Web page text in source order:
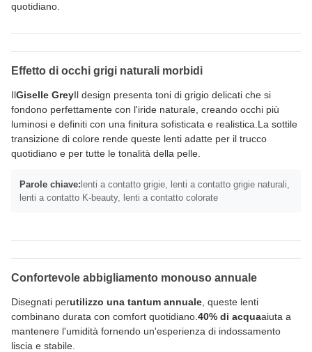
quotidiano.
Effetto di occhi grigi naturali morbidi
IlGiselle GreyIl design presenta toni di grigio delicati che si
fondono perfettamente con l'iride naturale, creando occhi più
luminosi e definiti con una finitura sofisticata e realistica.La sottile
transizione di colore rende queste lenti adatte per il trucco
quotidiano e per tutte le tonalità della pelle.
Parole chiave: lenti a contatto grigie, lenti a contatto grigie naturali,
lenti a contatto K-beauty, lenti a contatto colorate
Confortevole abbigliamento monouso annuale
Disegnati perutilizzo una tantum annuale , queste lenti
combinano durata con comfort quotidiano. 40% di acquaaiuta a
mantenere l'umidità fornendo un'esperienza di indossamento
liscia e stabile.